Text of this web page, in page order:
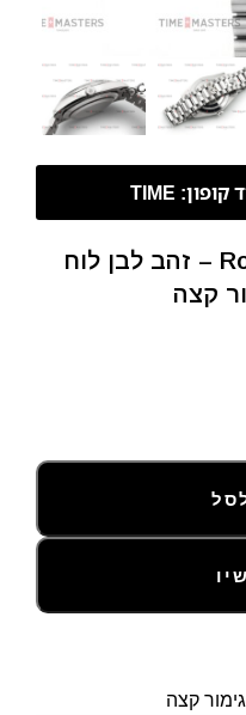
Rolex Day-Date – 40 mm – זהב לבן לוח
קצה
קצה